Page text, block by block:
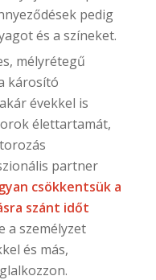
pedig
és a színeket.
mélyrétegű
károsító
évekkel is
élettartamát,
partner
csökkentsük a
szánt időt
a személyzet
és más,